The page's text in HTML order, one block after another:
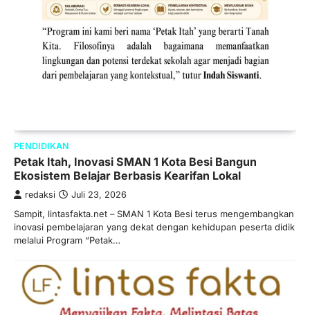
PENDIDIKAN
Petak Itah, Inovasi SMAN 1 Kota Besi Bangun
Ekosistem Belajar Berbasis Kearifan Lokal
redaksi Juli 23, 2026
Sampit, lintasfakta.net – SMAN 1 Kota Besi terus mengembangkan
inovasi pembelajaran yang dekat dengan kehidupan peserta didik
melalui Program “Petak…